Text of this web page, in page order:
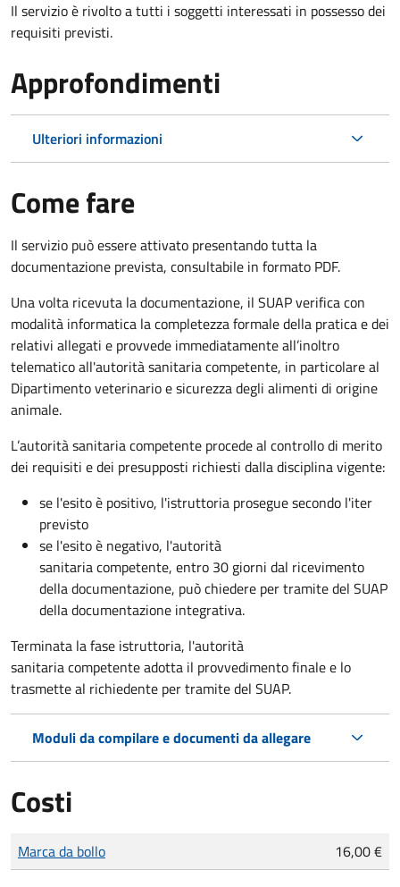
Il servizio è rivolto a tutti i soggetti interessati in possesso dei
requisiti previsti.
Approfondimenti
Ulteriori informazioni
Come fare
Il servizio può essere attivato presentando tutta la
documentazione prevista, consultabile in formato PDF.
Una volta ricevuta la documentazione, il SUAP verifica con
modalità informatica la completezza formale della pratica e dei
relativi allegati e provvede immediatamente all’inoltro
telematico all'autorità sanitaria competente, in particolare al
Dipartimento veterinario e sicurezza degli alimenti di origine
animale.
L’autorità sanitaria competente procede al controllo di merito
dei requisiti e dei presupposti richiesti dalla disciplina vigente:
se l'esito è positivo, l'istruttoria prosegue secondo l'iter
previsto
se l'esito è negativo, l'autorità
sanitaria competente, entro 30 giorni dal ricevimento
della documentazione, può chiedere per tramite del SUAP
della documentazione integrativa.
Terminata la fase istruttoria, l'autorità
sanitaria competente adotta il provvedimento finale e lo
trasmette al richiedente per tramite del SUAP.
Moduli da compilare e documenti da allegare
Costi
Tipo di pagamento
Importo
Marca da bollo 16,00 €